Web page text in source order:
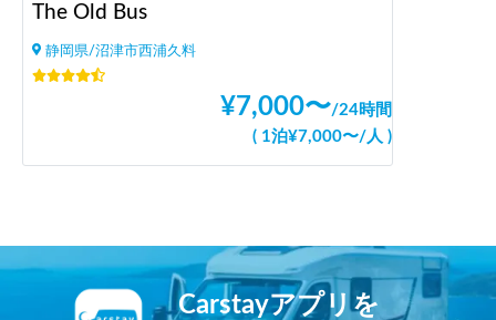
The Old Bus
静岡県/沼津市西浦久料
¥7,000〜/24時間
( 1泊¥7,000〜/ 人 )
Carstayアプリを